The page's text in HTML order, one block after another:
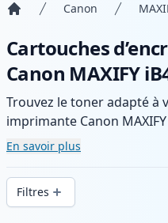
Canon
Cartouches
Canon MAXIFY
Trouvez le toner adapté à
imprimante Canon
notre gamme de
et haute capacité. Profitez
d’impression constante et
rapide depuis un stock
En savoir plus
Filtres